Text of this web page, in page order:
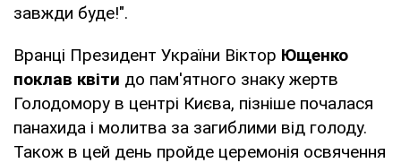
завжди буде!".
Вранці Президент України Віктор Ющенко
поклав квіти до пам'ятного знаку жертв
Голодомору в центрі Києва, пізніше почалася
панахида і молитва за загиблими від голоду.
Також в цей день пройде церемонія освячення